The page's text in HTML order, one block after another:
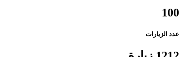
100
عدد الزيارات